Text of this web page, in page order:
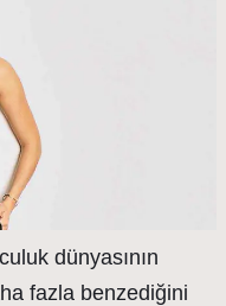
dünyasının
fazla benzediğini